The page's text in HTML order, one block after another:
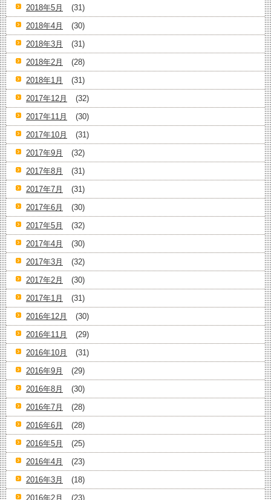
2018年5月
(31)
2018年4月
(30)
2018年3月
(31)
2018年2月
(28)
2018年1月
(31)
2017年12月
(32)
2017年11月
(30)
2017年10月
(31)
2017年9月
(32)
2017年8月
(31)
2017年7月
(31)
2017年6月
(30)
2017年5月
(32)
2017年4月
(30)
2017年3月
(32)
2017年2月
(30)
2017年1月
(31)
2016年12月
(30)
2016年11月
(29)
2016年10月
(31)
2016年9月
(29)
2016年8月
(30)
2016年7月
(28)
2016年6月
(28)
2016年5月
(25)
2016年4月
(23)
2016年3月
(18)
2016年2月
(23)